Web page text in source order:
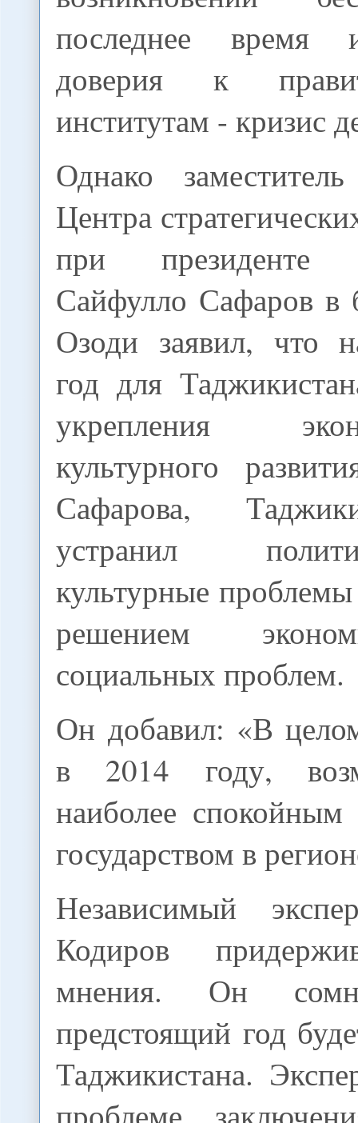
последнее время
доверия к
институтам - кризис
Однако
Центра
при президенте
Сайфулло Сафаров в
Озоди заявил, что
год для
укрепления
культурного
Сафарова,
устранил
культурные проблемы
решением
социальных проблем.
Он добавил: «В
в 2014 году,
наиболее
государством в
Независимый
Кодиров
мнения. Он
предстоящий год
Таджикистана.